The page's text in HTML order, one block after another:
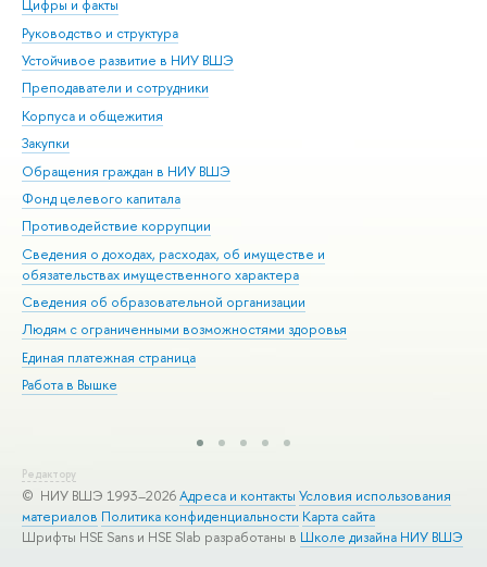
Цифры и факты
Руководство и структура
Устойчивое развитие в НИУ ВШЭ
Преподаватели и сотрудники
Корпуса и общежития
Закупки
Обращения граждан в НИУ ВШЭ
Фонд целевого капитала
Противодействие коррупции
Сведения о доходах, расходах, об имуществе и
обязательствах имущественного характера
Сведения об образовательной организации
Людям с ограниченными возможностями здоровья
Единая платежная страница
Работа в Вышке
Редактору
© НИУ ВШЭ 1993–2026Адреса и контакты Условия использования
материалов Политика конфиденциальности Карта сайта
Шрифты HSE Sans и HSE Slab разработаны в Школе дизайна НИУ ВШЭ